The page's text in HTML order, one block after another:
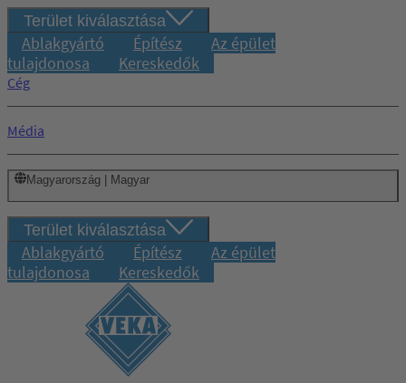
Terület kiválasztása
Ablakgyártó Építész
Az épület
tulajdonosa
Kereskedők
Cég
Média
Magyarország | Magyar
Terület kiválasztása
Ablakgyártó Építész
Az épület
tulajdonosa
Kereskedők